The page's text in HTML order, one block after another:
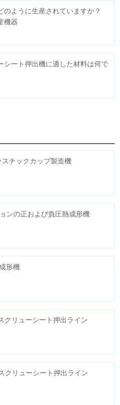
のように生産されていますか？
機器
シート押出機に適した材料は何で
チックカップ製造機
ンの正および負圧熱成形機
形機
クリューシート押出ライン
クリューシート押出ライン